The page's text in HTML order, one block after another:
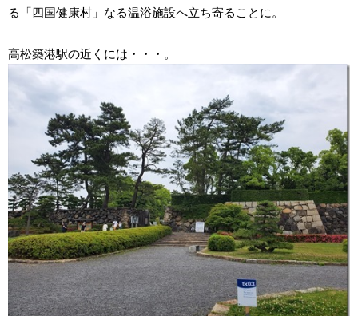
る「四国健康村」なる温浴施設へ立ち寄ることに。
高松築港駅の近くには・・・。